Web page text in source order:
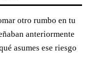
otro rumbo en tu
anteriormente
asumes ese riesgo